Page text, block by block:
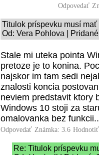
Odpovedať
Titulok príspevku musí
Od: Vera Pohlova |
Stale mi uteka pointa
pretoze je to konina.
najskor im tam sedi
znalosti koncia
neviem predstavit ktory
Windows 10 stoji za
omalovanka bez funkcii..
Odpovedať Známka: 3.6
Re: Titulok príspevku